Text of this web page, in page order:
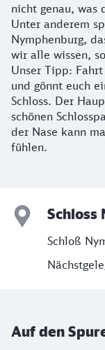
nicht genau, was
Unter anderem
Nymphenburg,
wir alle wissen,
Unser Tipp:
und gönnt euch
Schloss. Der
schönen
der Nase kann
fühlen.
Schloss
Schloß
Auf den